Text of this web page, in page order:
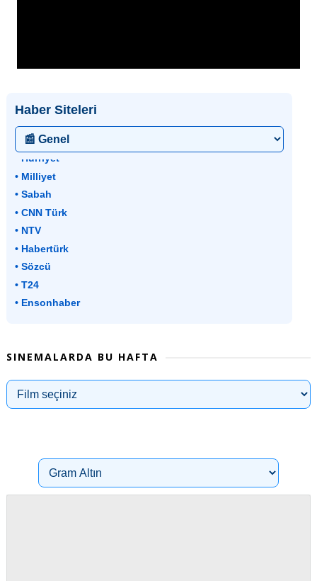
Haber Siteleri
• Hürriyet
• Milliyet
• Sabah
• CNN Türk
• NTV
• Habertürk
• Sözcü
• T24
• Ensonhaber
SINEMALARDA BU HAFTA